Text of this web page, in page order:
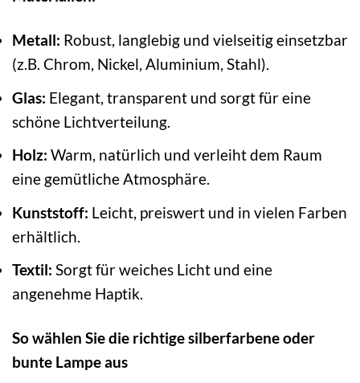
Metall: Robust, langlebig und vielseitig einsetzbar
(z.B. Chrom, Nickel, Aluminium, Stahl).
Glas: Elegant, transparent und sorgt für eine
schöne Lichtverteilung.
Holz: Warm, natürlich und verleiht dem Raum
eine gemütliche Atmosphäre.
Kunststoff: Leicht, preiswert und in vielen Farben
erhältlich.
Textil: Sorgt für weiches Licht und eine
angenehme Haptik.
So wählen Sie die richtige silberfarbene oder
bunte Lampe aus